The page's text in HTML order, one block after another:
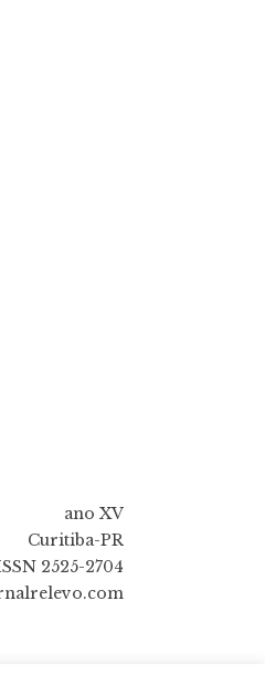
ano XV
Curitiba-PR
2525-2704